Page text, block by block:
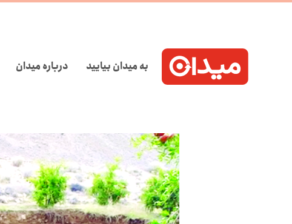
به میدان بیایید درباره میدان